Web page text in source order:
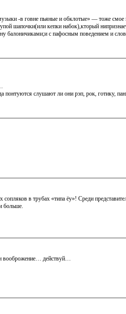
-в говне пьяные и обклотые» — тоже
шапочки(или кепки набок),кторый
балоничиками;и с пафосным поведением и
понтуются слушают ли они рэп, рок, готику,
в трубах «типа ёу»! Среди
вооброжение… действуй…